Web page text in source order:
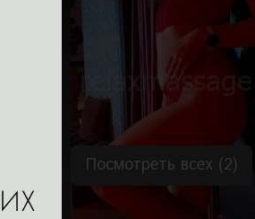
Софи
165 см
Вес
50 кг
4-й
Посмотреть всех (2)